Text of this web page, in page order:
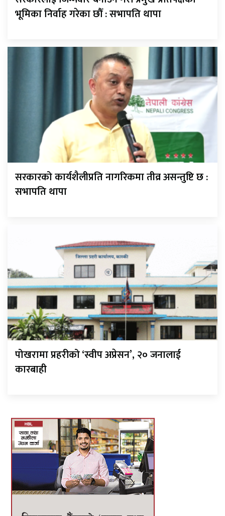
भूमिका निर्वाह गरेका छौँ : सभापति थापा
सरकारको कार्यशैलीप्रति नागरिकमा तीव्र असन्तुष्टि छ :
सभापति थापा
पोखरामा प्रहरीको ‘स्वीप अप्रेसन’, २० जनालाई
कारबाही